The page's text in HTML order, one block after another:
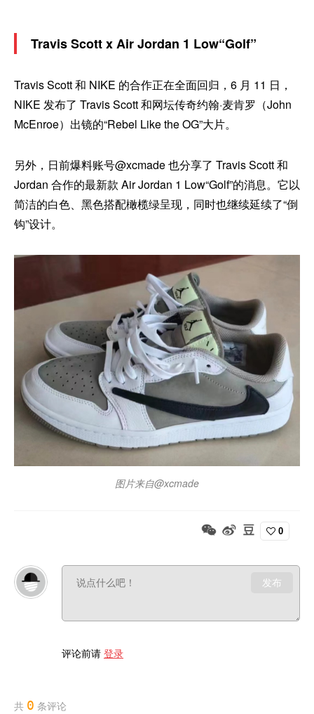
Travis Scott x Air Jordan 1 Low“Golf”
Travis Scott 和 NIKE 的合作正在全面回归，6 月 11 日，
NIKE 发布了 Travis Scott 和网坛传奇约翰·麦肯罗（John
McEnroe）出镜的“Rebel Like the OG”大片。
另外，日前爆料账号@xcmade 也分享了 Travis Scott 和
Jordan 合作的最新款 Air Jordan 1 Low“Golf”的消息。它以
简洁的白色、黑色搭配橄榄绿呈现，同时也继续延续了“倒
钩”设计。
图片来自@xcmade
0
发布
评论前请 登录
共 0 条评论